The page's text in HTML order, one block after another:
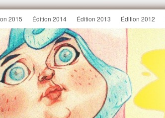
2015 Édition 2014 Édition 2013 Édition 2012